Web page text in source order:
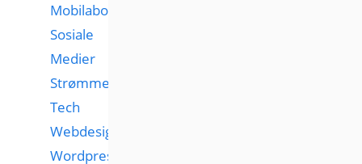
Mobilabonnementer
Sosiale
Medier
Strømmetjenester
Tech
Webdesign
Wordpress